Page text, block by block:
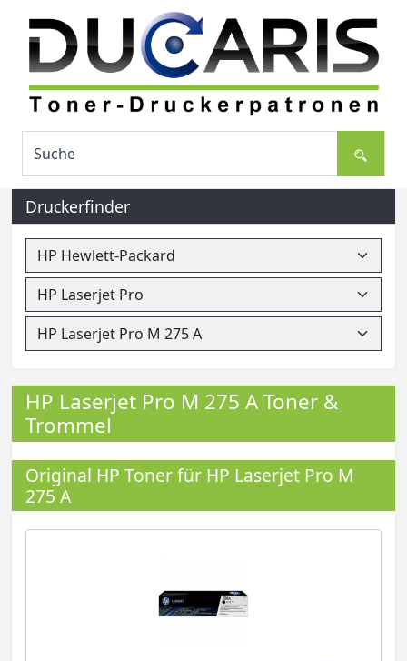
Druckerfinder
HP Laserjet Pro M 275 A Toner &
Trommel
Original HP Toner für HP Laserjet Pro M
275 A